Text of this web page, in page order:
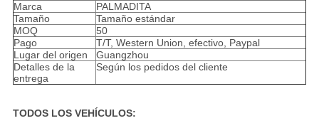
Marca
PALMADITA
Tamaño
Tamaño estándar
MOQ
50
Pago
T/T, Western Union, efectivo, Paypal
Lugar del origen
Guangzhou
Detalles de la
entrega
Según los pedidos del cliente
TODOS LOS VEHÍCULOS: